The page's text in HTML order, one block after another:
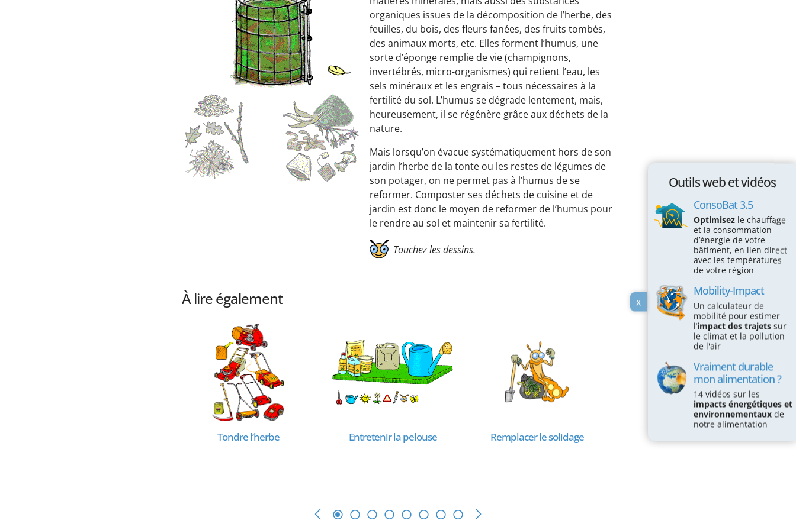
Passez à l'action !
Économiser l’électricité
Économiser le chauffage
Économiser l’eau
Protéger la Biodiversité
Espace éducatif
Coin des écoles
Maison des écogestes
Outils web et vidéos
ConsoBat 3.5
Vraiment durable mon alimentation?
organiques issues de la décomposition de l’herbe, des
feuilles, du bois, des fleurs fanées, des fruits tombés,
des animaux morts, etc. Elles forment l’humus, une
sorte d’éponge remplie de vie (champignons,
invertébrés, micro-organismes) qui retient l’eau, les
sels minéraux et les engrais – tous nécessaires à la
fertilité du sol. L’humus se dégrade lentement, mais,
heureusement, il se régénère grâce aux déchets de la
nature.
Mais lorsqu’on évacue systématiquement hors de son
jardin l’herbe de la tonte ou les restes de légumes de
son potager, on ne permet pas à l’humus de se
reformer. Composter ses déchets de cuisine et de
jardin est donc le moyen de reformer de l’humus pour
le rendre au sol et maintenir sa fertilité.
Touchez les dessins.
À lire également
Tondre l’herbe Entretenir la pelouse Remplacer le solidage
x
Outils web et vidéos
ConsoBat 3.5
Optimisez le chauffage
et la consommation
d’énergie de votre
bâtiment, en lien direct
avec les températures
de votre région
Mobility-Impact
Un calculateur de
mobilité pour estimer
l’impact des trajets sur
le climat et la pollution
de l'air
Vraiment durable
mon alimentation ?
14 vidéos sur les
impacts énergétiques et
environnementaux de
notre alimentation